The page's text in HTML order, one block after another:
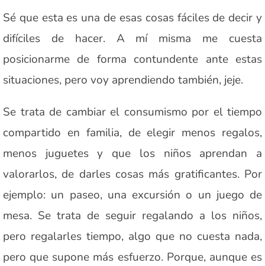
Sé que esta es una de esas cosas fáciles de decir y
difíciles de hacer. A mí misma me cuesta
posicionarme de forma contundente ante estas
situaciones, pero voy aprendiendo también, jeje.
Se trata de cambiar el consumismo por el tiempo
compartido en familia, de elegir menos regalos,
menos juguetes y que los niños aprendan a
valorarlos, de darles cosas más gratificantes. Por
ejemplo: un paseo, una excursión o un juego de
mesa. Se trata de seguir regalando a los niños,
pero regalarles tiempo, algo que no cuesta nada,
pero que supone más esfuerzo. Porque, aunque es